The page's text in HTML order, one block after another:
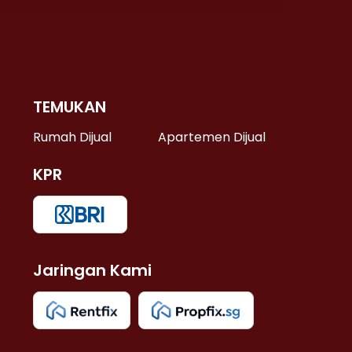
TEMUKAN
Rumah Dijual Apartemen Dijual
KPR
Jaringan Kami